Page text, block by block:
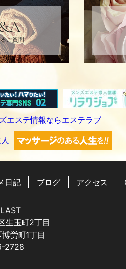
ご質問
日記 ブログ アクセス
生玉町2丁目
労町1丁目
2728